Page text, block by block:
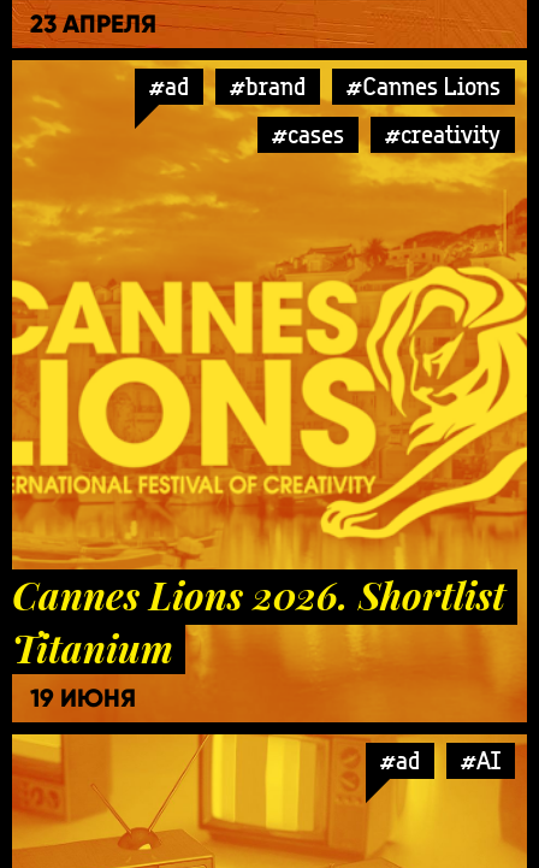
23 АПРЕЛЯ
#ad #brand
#Cannes Lions
#cases
#creativity
Cannes Lions 2026. Shortlist
Titanium
19 ИЮНЯ
#ad #AI